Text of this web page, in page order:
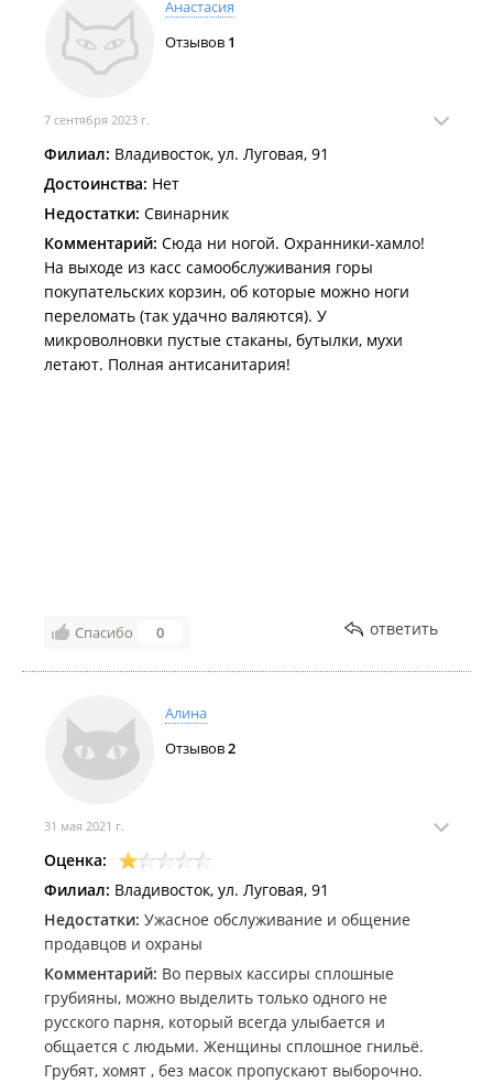
Анастасия
Отзывов 1
7 сентября 2023 г.
Филиал: Владивосток, ул. Луговая, 91
Достоинства: Нет
Недостатки: Свинарник
Комментарий: Сюда ни ногой. Охранники-хамло!
На выходе из касс самообслуживания горы
покупательских корзин, об которые можно ноги
переломать (так удачно валяются). У
микроволновки пустые стаканы, бутылки, мухи
летают. Полная антисанитария!
Спасибо 0 ответить
Алина
Отзывов2
31 мая 2021 г.
Оценка:
Филиал: Владивосток, ул. Луговая, 91
Недостатки: Ужасное обслуживание и общение
продавцов и охраны
Комментарий: Во первых кассиры сплошные
грубияны, можно выделить только одного не
русского парня, который всегда улыбается и
общается с людьми. Женщины сплошное гнильё.
Грубят, хомят , без масок пропускают выборочно.